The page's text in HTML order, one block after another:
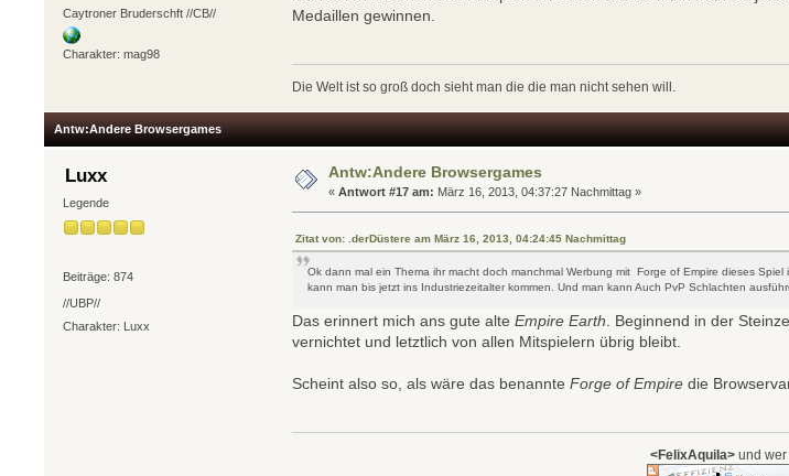
Caytroner Bruderschft //CB//
Charakter: mag98
Medaillen gewinnen.
Die Welt ist so groß doch sieht man die die man nicht sehen will.
Antw:Andere Browsergames
Luxx
Legende
Beiträge: 874
//UBP//
Charakter: Luxx
Antw:Andere Browsergames
«Antwort #17 am: März 16, 2013, 04:37:27 Nachmittag »
Zitat von: .derDüstere am März 16, 2013, 04:24:45 Nachmittag
Ok dann mal ein Thema ihr macht doch manchmal Werbung mit Forge of Empire dieses
kann man bis jetzt ins Industriezeitalter kommen. Und man kann Auch PvP Schlachten
Das erinnert mich ans gute alteEmpire Earth . Beginnend in der
vernichtet und letztlich von allen Mitspielern übrig bleibt.
Scheint also so, als wäre das benannteForge of Empire die
<FelixAquila>und wer